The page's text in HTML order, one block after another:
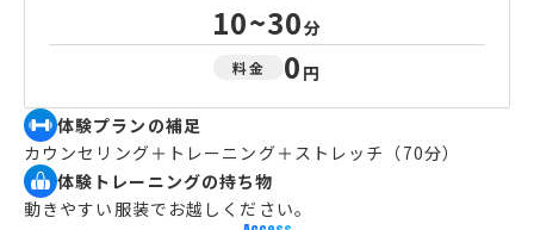
10~30分
料金 0 円
体験プランの補足
カウンセリング＋トレーニング＋ストレッチ（70分）
体験トレーニングの持ち物
動きやすい服装でお越しください。